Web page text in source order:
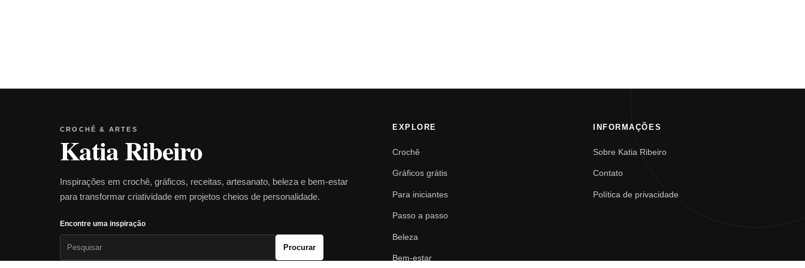
CROCHÊ & ARTES
Katia Ribeiro
Inspirações em crochê, gráficos, receitas, artesanato, beleza e bem-estar
para transformar criatividade em projetos cheios de personalidade.
Encontre uma inspiração
Procurar
EXPLORE
Crochê
Gráficos grátis
Para iniciantes
Passo a passo
Beleza
Bem-estar
INFORMAÇÕES
Sobre Katia Ribeiro
Contato
Política de privacidade